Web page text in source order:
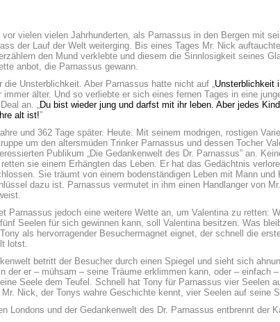
vor vielen vielen Jahrhunderten, als Parnassus in den Bergen mit
der Lauf der Welt weiterging. Bis eines Tages Mr. Nick
den Mund verklebte und diesem die Sinnlosigkeit seines
anbot, die Parnassus gewann.
die Unsterblichkeit. Aber Parnassus hatte nicht auf „Unsterblichkeit
immer älter. Und so verliebte er sich eines fernen Tages in eine
an. „Du bist wieder jung und darfst mit ihr leben. Aber jedes
alt ist!”
und 362 Tage später. Heute. Mit seinem modrigen, rostigen
um den altersmüden Trinker Parnassus und dessen Tocher
Publikum „Die Gedankenwelt des Dr. Parnassus” an.
sie einem Erhängten das Leben. Er hat das Gedächtnis
Sie träumt von einem bodenständigen Leben mit Mann
dazu ist. Parnassus vermutet in ihm einen Handlanger von
Parnassus jedoch eine weitere Wette an, um Valentina zu retten:
Seelen für sich gewinnen kann, soll Valentina besitzen. Was
als hervorragender Besuchermagnet eignet, der schnell die
lotst.
betritt der Besucher durch einen Spiegel und sieht sich
der er – mühsam – seine Träume erklimmen kann, oder – einfach
Seele dem Teufel. Schnell hat Tony für Parnassus vier Seelen
Nick, der Tonys wahre Geschichte kennt, vier Seelen auf seine
Londons und der Gedankenwelt des Dr. Parnassus entbrennt der